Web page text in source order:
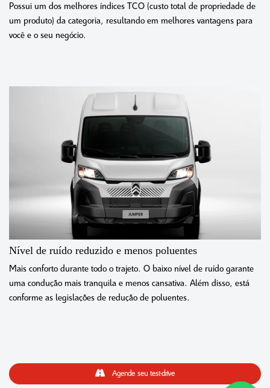
Possui um dos melhores índices TCO (custo total de propriedade de
um produto) da categoria, resultando em melhores vantagens para
você e o seu negócio.
Nível de ruído reduzido e menos poluentes
Mais conforto durante todo o trajeto. O baixo nível de ruído garante
uma condução mais tranquila e menos cansativa. Além disso, está
conforme as legislações de redução de poluentes.
Agende seu test-drive